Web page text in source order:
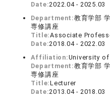
Date:2022.04 - 2025.03
Department:教育学部
専修講座
Title:Associate
Date:2018.04 - 2022.03
Affiliation:University of
Department:教育学部
専修講座
Title:Lecturer
Date:2013.04 - 2018.03